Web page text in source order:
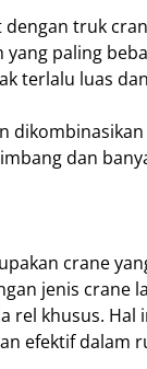
truk
paling
terlalu luas
dan
crane
jenis crane
rel khusus.
efektif dalam